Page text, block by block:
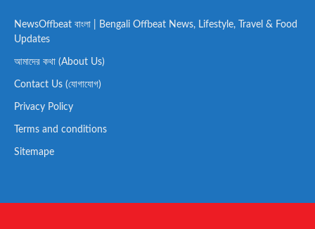
NewsOffbeat বাংলা | Bengali Offbeat News, Lifestyle, Travel & Food
Updates
আমাদের কথা (About Us)
Contact Us (যোগাযোগ)
Privacy Policy
Terms and conditions
Sitemape